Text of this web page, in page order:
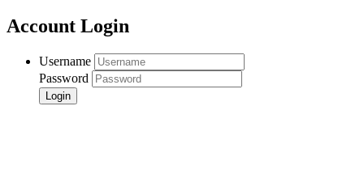
Account Login
Username
Password